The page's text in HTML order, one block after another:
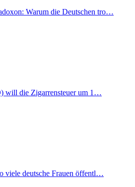
Warum die Deutschen tro…
will die Zigarrensteuer um 1…
viele deutsche Frauen öffentl…